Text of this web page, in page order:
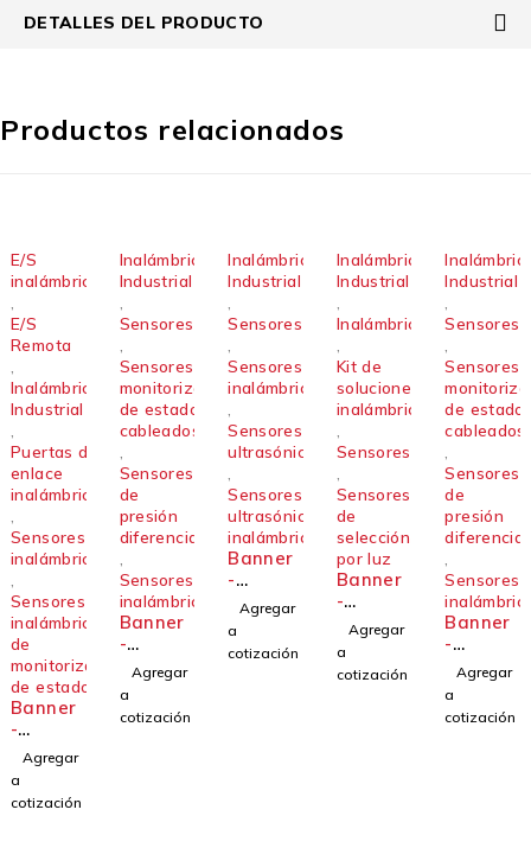
DETALLES DEL PRODUCTO
Productos relacionados
E/S
inalámbricas
E/S
Remota
Inalámbrico
Industrial
Puertas de
enlace
inalámbricas
Sensores
inalámbricos
Sensores
inalámbricos
de
monitorización
de estado
Banner
-
Control
ador
inalámb
rico
Agregar
a
cotización
Inalámbrico
Industrial
Sensores
Sensores de
monitorización
de estado
cableados
Sensores
de
presión
diferencial
Sensores
inalámbricos
Banner
-
Sensor
QM42-
DPS20-
2Q
Agregar
a
cotización
Inalámbrico
Industrial
Sensores
Sensores
inalámbricos
Sensores
ultrasónicos
Sensores
ultrasónicos
inalámbricos
Banner
-
Sensor
ultrasó
nico
inalámb
Agregar
a
cotización
Inalámbrico
Industrial
Inalámbricos
Kit de
soluciones
inalámbricas
Sensores
Sensores
de
selección
por luz
Banner
-
Solució
sencilla
para
Agregar
a
cotización
Industrial
Sensores
Sensores
de estado
cableados
Sensores
de
presión
diferencial
Sensores
Banner
-
Sensor
QM42-
DPS5-
2Q
Agregar
a
cotización